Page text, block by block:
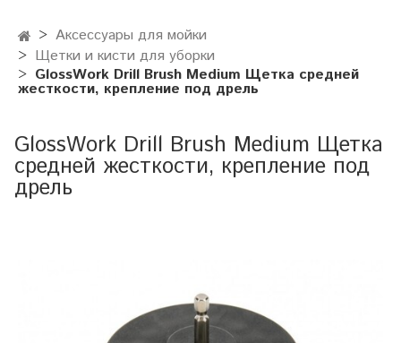
Аксессуары для мойки
Щетки и кисти для уборки
GlossWork Drill Brush Medium Щетка средней
жесткости, крепление под дрель
GlossWork Drill Brush Medium Щетка
средней жесткости, крепление под
дрель